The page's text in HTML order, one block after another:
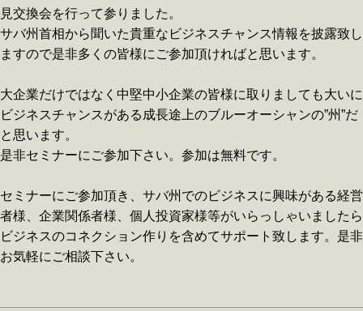
見交換会を行って参りました。
サバ州首相から聞いた貴重なビジネスチャンス情報を披露致し
ますので是非多くの皆様にご参加頂ければと思います。
大企業だけではなく中堅中小企業の皆様に取りましても大いに
ビジネスチャンスがある成長途上のブルーオーシャンの”州”だ
と思います。
是非セミナーにご参加下さい。参加は無料です。
セミナーにご参加頂き、サバ州でのビジネスに興味がある経営
者様、企業関係者様、個人投資家様等がいらっしゃいましたら
ビジネスのコネクション作りを含めてサポート致します。是非
お気軽にご相談下さい。